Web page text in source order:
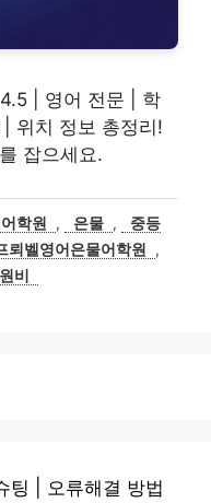
| 영어 전문 | 학
위치 정보 총정리!
잡으세요.
학원 , 은물 ,
중등
뢰벨영어은물어학원
,
비
팅 | 오류해결 방법